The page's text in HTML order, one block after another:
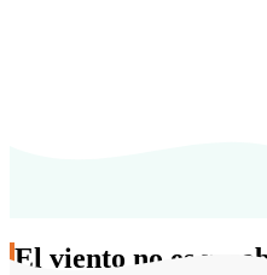
El viento no es un